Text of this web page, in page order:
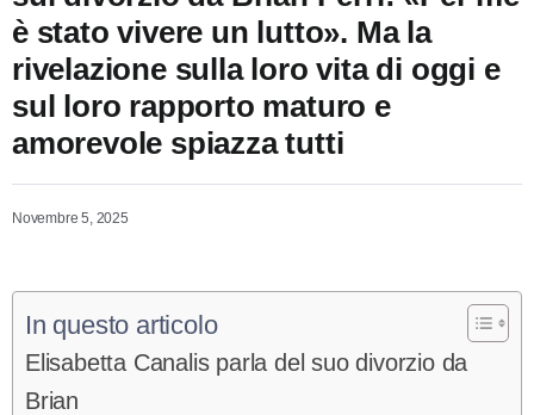
è stato vivere un lutto». Ma la
rivelazione sulla loro vita di oggi e
sul loro rapporto maturo e
amorevole spiazza tutti
Novembre 5, 2025
In questo articolo
Elisabetta Canalis parla del suo divorzio da
Brian